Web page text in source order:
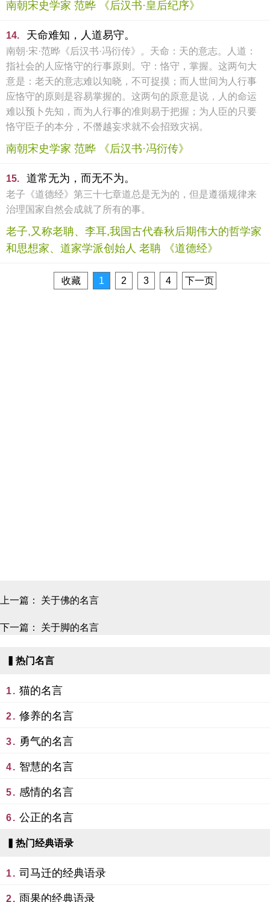
南朝宋史学家 范晔 《后汉书·皇后纪序》
14. 天命难知，人道易守。
南朝·宋·范晔《后汉书·冯衍传》。天命：天的意志。人道：
指社会的人应恪守的行事原则。守：恪守，掌握。这两句大
意是：老天的意志难以知晓，不可捉摸；而人世间为人行事
应恪守的原则是容易掌握的。这两句的原意是说，人的命运
难以预卜先知，而为人行事的准则易于把握；为人臣的只要
恪守臣子的本分，不僭越妄求就不会招致灾祸。
南朝宋史学家 范晔 《后汉书·冯衍传》
15. 道常无为，而无不为。
老子《道德经》第三十七章道总是无为的，但是遵循规律来
治理国家自然会成就了所有的事。
老子,又称老聃、李耳,我国古代春秋后期伟大的哲学家
和思想家、道家学派创始人 老聃 《道德经》
收藏 1 2 3 4 下一页
上一篇： 关于佛的名言
下一篇： 关于脚的名言
▍热门名言
1. 猫的名言
2. 修养的名言
3. 勇气的名言
4. 智慧的名言
5. 感情的名言
6. 公正的名言
▍热门经典语录
1. 司马迁的经典语录
2. 雨果的经典语录